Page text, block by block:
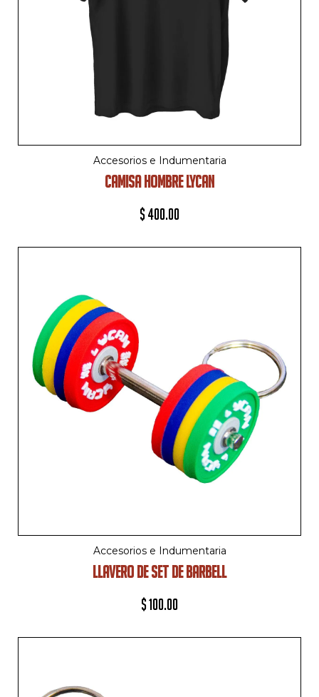
Accesorios e Indumentaria
CAMISA HOMBRE LYCAN
$400.00
Accesorios e Indumentaria
LLAVERO DE SET DE BARBELL
$100.00